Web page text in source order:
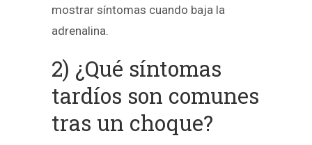
mostrar síntomas cuando baja la
adrenalina.
2) ¿Qué síntomas
tardíos son comunes
tras un choque?